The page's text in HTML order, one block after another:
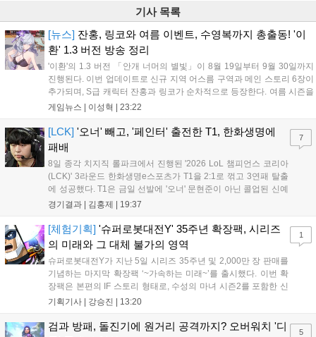
기사 목록
[뉴스] 잔홍, 링코와 여름 이벤트, 수영복까지 총출동! '이
환' 1.3 버전 방송 정리
'이환'의 1.3 버전 「안개 너머의 별빛」이 8월 19일부터 9월 30일까지
진행된다. 이번 업데이트로 신규 지역 어스름 구역과 메인 스토리 6장이
추가되며, S급 캐릭터 잔홍과 링코가 순차적으로 등장한다. 여름 시즌을
맞아 비치발리볼, 수상 오토바이 등 다채로운 이벤트가 열리고, 캐릭터
가능한 교환 코드 3종이 제공되며, 상세 일정은 공식 채널을 통해 확인할
수 있다....
게임뉴스 | 이성혁 | 23:22
[LCK] '오너' 빼고, '페인터' 출전한 T1, 한화생명에
패배
8일 종각 치지직 롤파크에서 진행된 '2026 LoL 챔피언스 코리아
(LCK)' 3라운드 한화생명e스포츠가 T1을 2:1로 꺾고 3연패 탈출
에 성공했다. T1은 금일 선발에 '오너' 문현준이 아닌 콜업된 신예
'페인터' 김은후를 투입했지만, 결국 1:2로 패배하고 말았다. T1은
을 빼냈다....
경기결과 | 김홍제 | 19:37
7
[체험기획] '슈퍼로봇대전Y' 35주년 확장팩, 시리즈
의 미래와 그 대체 불가의 영역
슈퍼로봇대전Y가 지난 5일 시리즈 35주년 및 2,000만 장 판매를
기념하는 마지막 확장팩 ‘~가속하는 미래~’를 출시했다. 이번 확
장팩은 본편의 IF 스토리 형태로, 수성의 마녀 시즌2를 포함한 신
규 참전작과 크로스오버 합체기를 선보이며 작품을 완결 짓는다.
하는 몰입감 있는 서사와 조합을 구현하며 시리즈의 미래를 향한
기획기사 | 강승진 | 13:20
1
검과 방패, 돌진기에 원거리 공격까지? 오버워치 '디
5